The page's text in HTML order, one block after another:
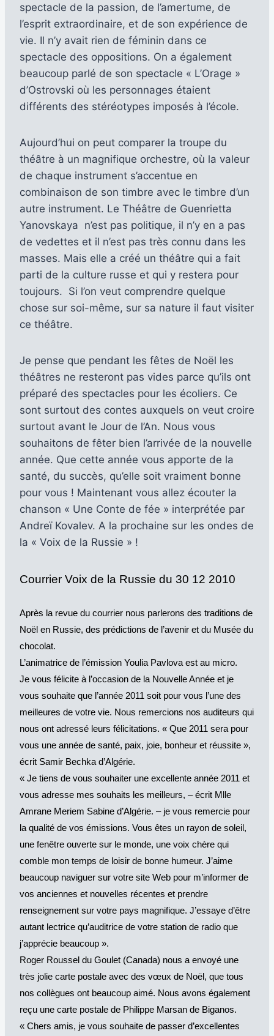
spectacle de la passion, de l’amertume, de
l’esprit extraordinaire, et de son expérience de
vie. Il n’y avait rien de féminin dans ce
spectacle des oppositions. On a également
beaucoup parlé de son spectacle « L’Orage »
d’Ostrovski où les personnages étaient
différents des stéréotypes imposés à l’école.
Aujourd’hui on peut comparer la troupe du
théâtre à un magnifique orchestre, où la valeur
de chaque instrument s’accentue en
combinaison de son timbre avec le timbre d’un
autre instrument. Le Théâtre de Guenrietta
Yanovskaya n’est pas politique, il n’y en a pas
de vedettes et il n’est pas très connu dans les
masses. Mais elle a créé un théâtre qui a fait
parti de la culture russe et qui y restera pour
toujours. Si l’on veut comprendre quelque
chose sur soi-même, sur sa nature il faut visiter
ce théâtre.
Je pense que pendant les fêtes de Noël les
théâtres ne resteront pas vides parce qu’ils ont
préparé des spectacles pour les écoliers. Ce
sont surtout des contes auxquels on veut croire
surtout avant le Jour de l’An. Nous vous
souhaitons de fêter bien l’arrivée de la nouvelle
année. Que cette année vous apporte de la
santé, du succès, qu’elle soit vraiment bonne
pour vous ! Maintenant vous allez écouter la
chanson « Une Conte de fée » interprétée par
Andreï Kovalev. A la prochaine sur les ondes de
la « Voix de la Russie » !
Courrier Voix de la Russie du 30 12 2010
Après la revue du courrier nous parlerons des traditions de
Noël en Russie, des prédictions de l’avenir et du Musée du
chocolat.
L’animatrice de l’émission Youlia Pavlova est au micro.
Je vous félicite à l’occasion de la Nouvelle Année et je
vous souhaite que l’année 2011 soit pour vous l’une des
meilleures de votre vie. Nous remercions nos auditeurs qui
nous ont adressé leurs félicitations. « Que 2011 sera pour
vous une année de santé, paix, joie, bonheur et réussite »,
écrit Samir Bechka d’Algérie.
« Je tiens de vous souhaiter une excellente année 2011 et
vous adresse mes souhaits les meilleurs, – écrit Mlle
Amrane Meriem Sabine d’Algérie. – je vous remercie pour
la qualité de vos émissions. Vous êtes un rayon de soleil,
une fenêtre ouverte sur le monde, une voix chère qui
comble mon temps de loisir de bonne humeur. J’aime
beaucoup naviguer sur votre site Web pour m’informer de
vos anciennes et nouvelles récentes et prendre
renseignement sur votre pays magnifique. J’essaye d’être
autant lectrice qu’auditrice de votre station de radio que
j’apprécie beaucoup ».
Roger Roussel du Goulet (Canada) nous a envoyé une
très jolie carte postale avec des vœux de Noël, que tous
nos collègues ont beaucoup aimé. Nous avons également
reçu une carte postale de Philippe Marsan de Biganos.
« Chers amis, je vous souhaite de passer d’excellentes